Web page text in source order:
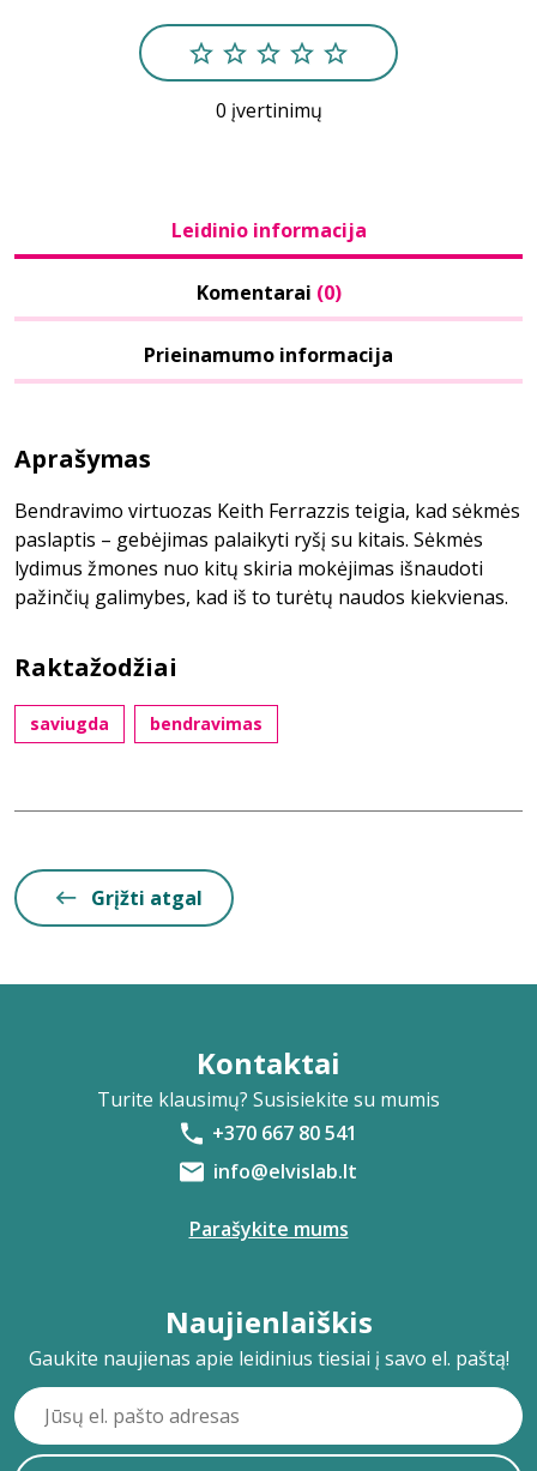
0 įvertinimų
Leidinio informacija
Komentarai (0)
Prieinamumo informacija
Aprašymas
Bendravimo virtuozas Keith Ferrazzis teigia, kad sėkmės
paslaptis – gebėjimas palaikyti ryšį su kitais. Sėkmės
lydimus žmones nuo kitų skiria mokėjimas išnaudoti
pažinčių galimybes, kad iš to turėtų naudos kiekvienas.
Raktažodžiai
saviugda bendravimas
Grįžti atgal
Kontaktai
Turite klausimų? Susisiekite su mumis
+370 667 80 541
info@elvislab.lt
Parašykite mums
Naujienlaiškis
Gaukite naujienas apie leidinius tiesiai į savo el. paštą!